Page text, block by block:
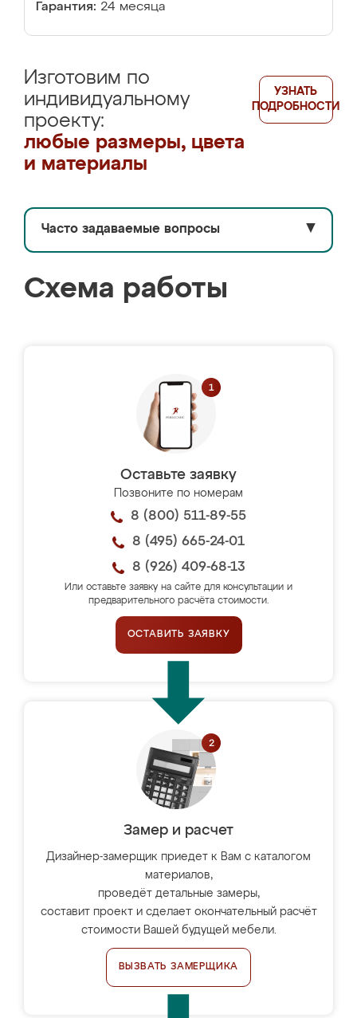
Гарантия: 24 месяца
Изготовим по
индивидуальному
проекту:
любые размеры, цвета
и материалы
УЗНАТЬ
ПОДРОБНОСТИ
Часто задаваемые вопросы ▼
Схема работы
Оставьте заявку
Позвоните по номерам
8 (800) 511-89-55
8 (495) 665-24-01
8 (926) 409-68-13
Или оставьте заявку на сайте для консультации и
предварительного расчёта стоимости.
ОСТАВИТЬ ЗАЯВКУ
Замер и расчет
Дизайнер-замерщик приедет к Вам с каталогом
материалов,
проведёт детальные замеры,
составит проект и сделает окончательный расчёт
стоимости Вашей будущей мебели.
ВЫЗВАТЬ ЗАМЕРЩИКА